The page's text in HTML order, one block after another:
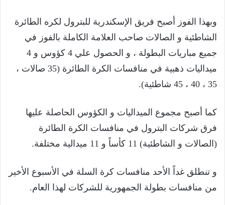
وبهذا الفوز أصبح فريق الإسكندرية للبترول لكره الطائرة
الشاطئية و الصالات صاحب العلامة الكاملة بالفوز في
جميع مباريات البطولة ، و الحصول علي 4 كؤوس و 4
ميداليات ذهبية في منافسات الكرة الطائرة (35 صالات ،
35 ، 40 ، 45 شاطئية).
كما أصبح مجموع الميداليات و الكؤوس الحاصلة عليها
فرق شركات البترول في منافسات الكرة الطائرة
(الصالات و الشاطئية) 11 كأساً و 11 ميدالية مختلفة.
و تنطلق غداً الأحد منافسات كرة السلة في الأسبوع الأخير
من منافسات بطولة الجمهورية للشركات لهذا العام.